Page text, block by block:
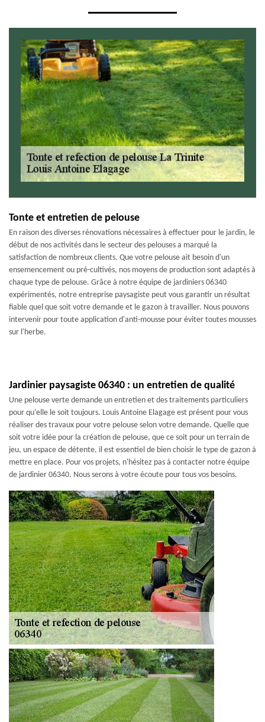
Tonte et entretien de pelouse
En raison des diverses rénovations nécessaires à effectuer pour le jardin, le
début de nos activités dans le secteur des pelouses a marqué la
satisfaction de nombreux clients. Que votre pelouse ait besoin d'un
ensemencement ou pré-cultivés, nos moyens de production sont adaptés à
chaque type de pelouse. Grâce à notre équipe de jardiniers 06340
expérimentés, notre entreprise paysagiste peut vous garantir un résultat
fiable quel que soit votre demande et le gazon à travailler. Nous pouvons
intervenir pour toute application d'anti-mousse pour éviter toutes mousses
sur l'herbe.
Jardinier paysagiste 06340 : un entretien de qualité
Une pelouse verte demande un entretien et des traitements particuliers
pour qu'elle le soit toujours. Louis Antoine Elagage est présent pour vous
réaliser des travaux pour votre pelouse selon votre demande. Quelle que
soit votre idée pour la création de pelouse, que ce soit pour un terrain de
jeu, un espace de détente, il est essentiel de bien choisir le type de gazon à
mettre en place. Pour vos projets, n'hésitez pas à contacter notre équipe
de jardinier 06340. Nous serons à votre écoute pour tous vos besoins.